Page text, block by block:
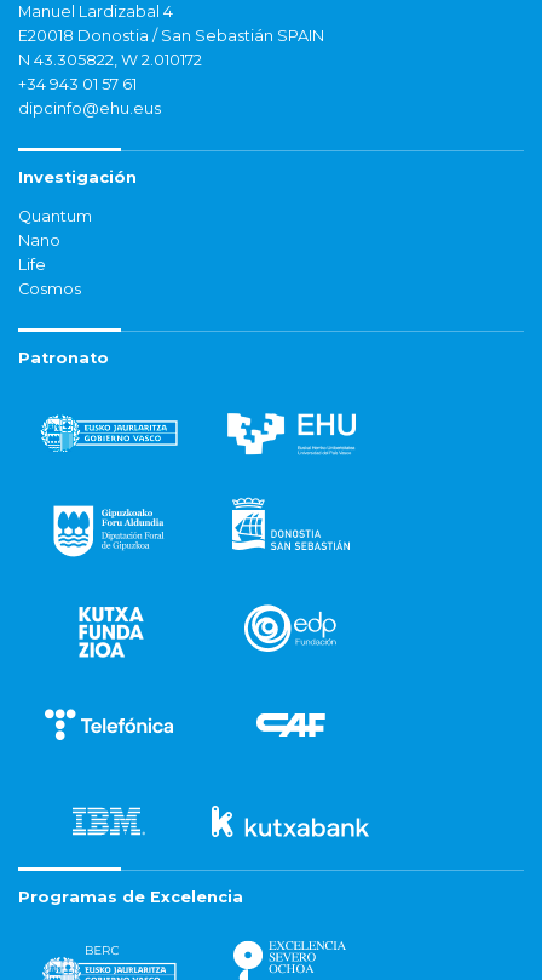
Manuel Lardizabal 4
E20018 Donostia / San Sebastián SPAIN
N 43.305822, W 2.010172
+34 943 01 57 61
dipcinfo@ehu.eus
Investigación
Quantum
Nano
Life
Cosmos
Patronato
Programas de Excelencia